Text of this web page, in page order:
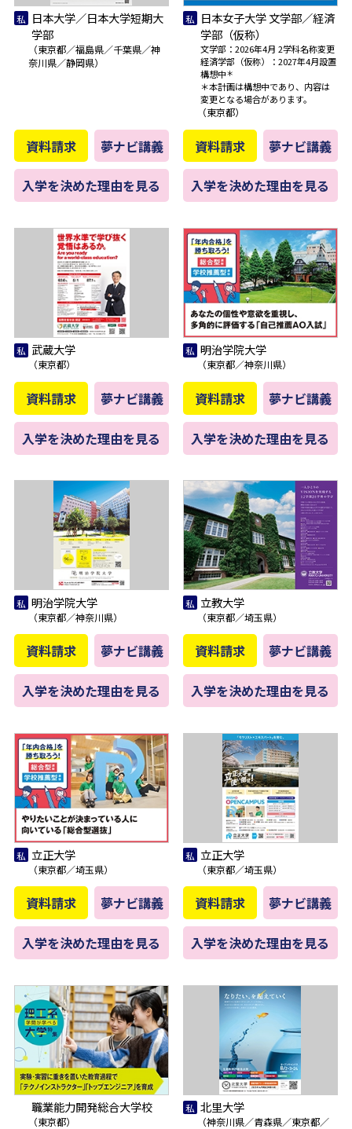
日本大学／日本大学短期大
学部
（東京都／福島県／千葉県／神
奈川県／静岡県）
資料請求 夢ナビ講義
入学を決めた理由を見る
日本女子大学 文学部／経済
学部（仮称）
文学部：2026年4月 2学科名称変更
経済学部（仮称）：2027年4月設置
構想中＊
＊本計画は構想中であり、内容は
変更となる場合があります。
（東京都）
資料請求 夢ナビ講義
入学を決めた理由を見る
武蔵大学
（東京都）
資料請求 夢ナビ講義
入学を決めた理由を見る
明治学院大学
（東京都／神奈川県）
資料請求 夢ナビ講義
入学を決めた理由を見る
明治学院大学
（東京都／神奈川県）
資料請求 夢ナビ講義
入学を決めた理由を見る
立教大学
（東京都／埼玉県）
資料請求 夢ナビ講義
入学を決めた理由を見る
立正大学
（東京都／埼玉県）
資料請求 夢ナビ講義
入学を決めた理由を見る
立正大学
（東京都／埼玉県）
資料請求 夢ナビ講義
入学を決めた理由を見る
職業能力開発総合大学校
（東京都）
北里大学
（神奈川県／青森県／東京都／